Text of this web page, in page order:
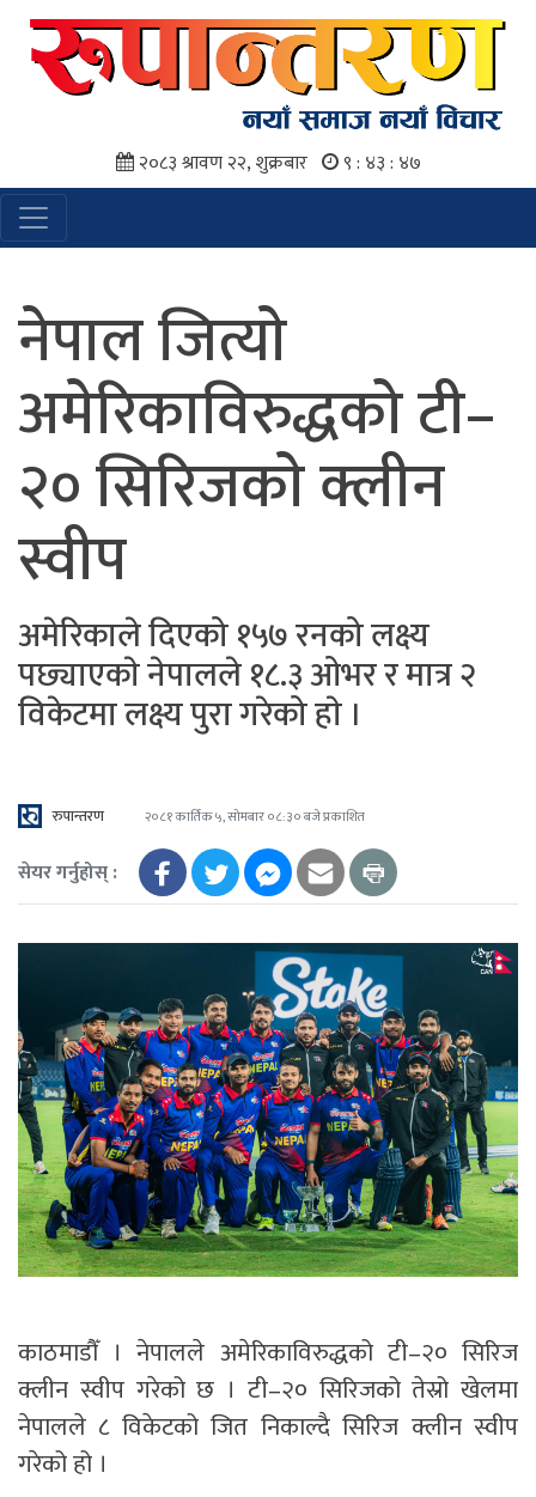
२०८३ श्रावण २२, शुक्रबार ९ : ४३ : ४८
नेपाल जित्याे
अमेरिकाविरुद्धको टी–
२० सिरिजकाे क्लीन
स्वीप
अमेरिकाले दिएको १५७ रनको लक्ष्य
पछ्याएकाे नेपालले १८.३ ओभर र मात्र २
विकेटमा लक्ष्य पुरा गरेको हाे ।
रुपान्तरण २०८१ कार्तिक ५, सोमबार ०८:३० बजे प्रकाशित
सेयर गर्नुहोस् :
काठमाडौँ । नेपालले अमेरिकाविरुद्धको टी–२० सिरिज
क्लीन स्वीप गरेको छ । टी–२० सिरिजको तेस्रो खेलमा
नेपालले ८ विकेटको जित निकाल्दै सिरिज क्लीन स्वीप
गरेको हो ।